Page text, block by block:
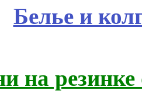
Белье и
на